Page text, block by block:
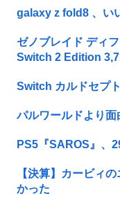
galaxy z fold8 、い
ゼノブレイド ディ
Switch 2 Edition
Switch カルドセプ
パルワールドより
PS5『SAROS』、
【決算】カービィ
かった